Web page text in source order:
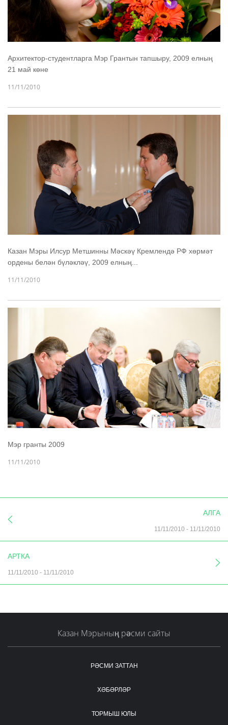
Архитектор-студентларга Мэр Грантын тапшыру, 2009 елның
21 май көне
11/11/2010
Казан Мэры Илсур Метшинны Мәскәү Кремлендә РФ хөрмәт
ордены белән бүләкләү, 2009 елның...
11/11/2010
Мэр гранты 2009
11/11/2010
АЛГА
11/11/2010 - 11/11/2010
АРТКА
11/11/2010 - 11/11/2010
Казан Мэрының рәсми сайты
РӘСМИ ЗАТТАН
ХӘБӘРЛӘР
ТОРМЫШ ЮЛЫ